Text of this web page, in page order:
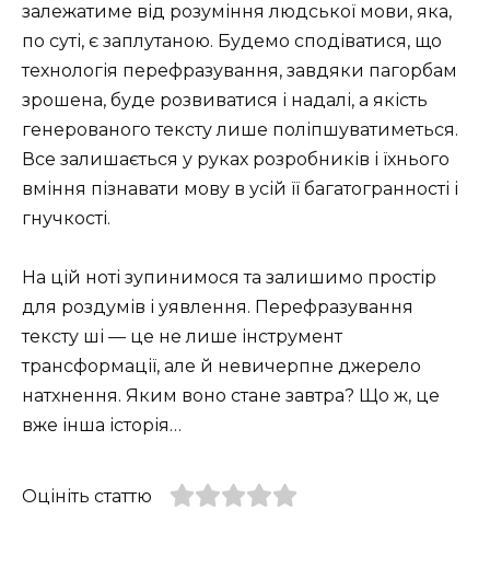
залежатиме від розуміння людської мови, яка,
по суті, є заплутаною. Будемо сподіватися, що
технологія перефразування, завдяки пагорбам
зрошена, буде розвиватися і надалі, а якість
генерованого тексту лише поліпшуватиметься.
Все залишається у руках розробників і їхнього
вміння пізнавати мову в усій її багатогранності і
гнучкості.
На цій ноті зупинимося та залишимо простір
для роздумів і уявлення. Перефразування
тексту ші — це не лише інструмент
трансформації, але й невичерпне джерело
натхнення. Яким воно стане завтра? Що ж, це
вже інша історія…
Оцініть статтю